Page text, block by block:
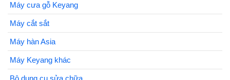
Máy cưa gỗ Keyang
Máy cắt sắt
Máy hàn Asia
Máy Keyang khác
Bộ dụng cụ sửa chữa